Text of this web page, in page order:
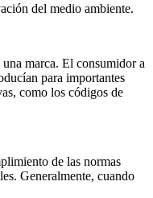
del medio ambiente.
marca. El consumidor a
para importantes
como los códigos de
de las normas
Generalmente, cuando